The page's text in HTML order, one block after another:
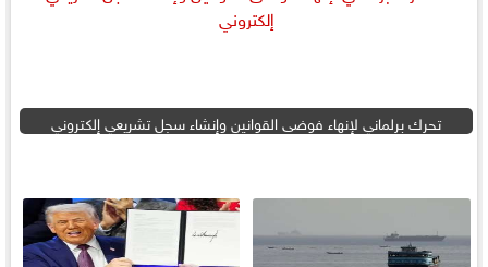
تحرك برلماني لإنهاء فوضى القوانين وإنشاء سجل تشريعي إلكتروني